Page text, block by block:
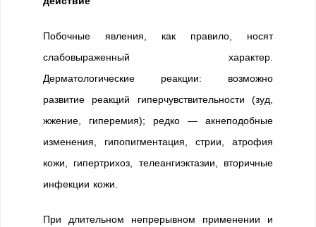
Побочные явления, как правило, носят
слабовыраженный характер.
Дерматологические реакции: возможно
развитие реакций гиперчувствительности (зуд,
жжение, гиперемия); редко — акнеподобные
изменения, гипопигментация, стрии, атрофия
кожи, гипертрихоз, телеангиэктазии, вторичные
инфекции кожи.
При длительном непрерывном применении и